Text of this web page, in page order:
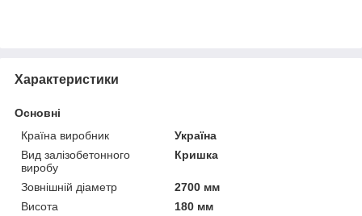
Характеристики
Основні
Країна виробник
Україна
Вид залізобетонного
виробу
Кришка
Зовнішній діаметр
2700 мм
Висота
180 мм